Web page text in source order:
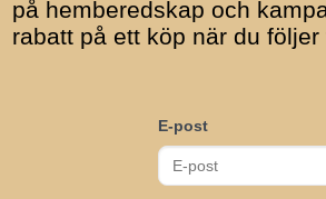
på hemberedskap och
rabatt på ett köp när du
E-post